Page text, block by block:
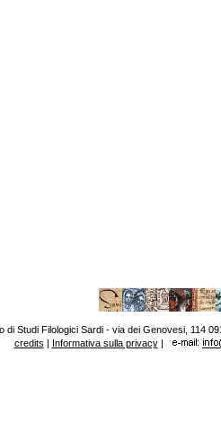
di Studi Filologici Sardi - via dei Genovesi, 114
credits | Informativa sulla privacy|